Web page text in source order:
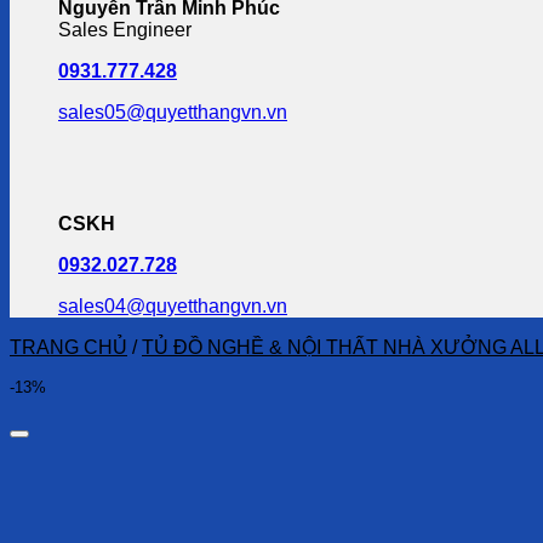
Nguyễn Trần Minh Phúc
Sales Engineer
0931.777.428
sales05@quyetthangvn.vn
CSKH
0932.027.728
sales04@quyetthangvn.vn
TRANG CHỦ / TỦ ĐỒ NGHỀ & NỘI THẤT NHÀ XƯỞNG
-13%